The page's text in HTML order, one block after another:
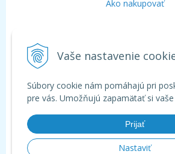
Vaše nastavenie
Súbory cookie nám pomáhajú pri
pre vás. Umožňujú zapamätať si
Prijať
Nastaviť
Ako nakupovať
Mobil:+421 948 120
Chat:WhatsApp
Chat:Viber